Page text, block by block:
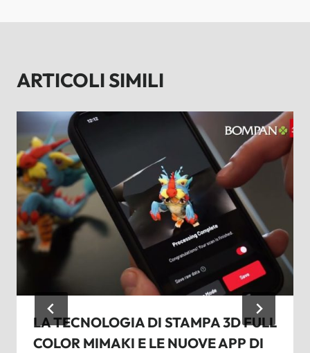
ARTICOLI SIMILI
LA TECNOLOGIA DI STAMPA 3D FULL
COLOR MIMAKI E LE NUOVE APP DI